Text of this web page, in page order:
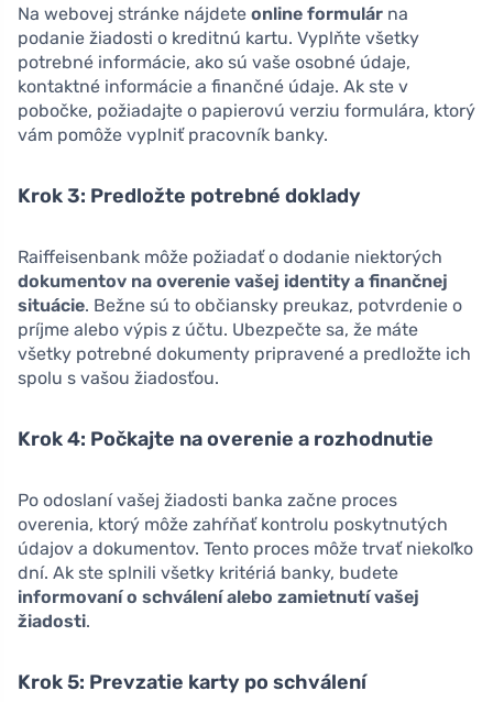
Na webovej stránke nájdete online formulár na
podanie žiadosti o kreditnú kartu. Vyplňte všetky
potrebné informácie, ako sú vaše osobné údaje,
kontaktné informácie a finančné údaje. Ak ste v
pobočke, požiadajte o papierovú verziu formulára, ktorý
vám pomôže vyplniť pracovník banky.
Krok 3: Predložte potrebné doklady
Raiffeisenbank môže požiadať o dodanie niektorých
dokumentov na overenie vašej identity a finančnej
situácie. Bežne sú to občiansky preukaz, potvrdenie o
príjme alebo výpis z účtu. Ubezpečte sa, že máte
všetky potrebné dokumenty pripravené a predložte ich
spolu s vašou žiadosťou.
Krok 4: Počkajte na overenie a rozhodnutie
Po odoslaní vašej žiadosti banka začne proces
overenia, ktorý môže zahŕňať kontrolu poskytnutých
údajov a dokumentov. Tento proces môže trvať niekoľko
dní. Ak ste splnili všetky kritériá banky, budete
informovaní o schválení alebo zamietnutí vašej
žiadosti.
Krok 5: Prevzatie karty po schválení